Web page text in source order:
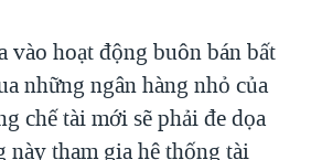
vào hoạt động buôn bán bất
những ngân hàng nhỏ của
chế tài mới sẽ phải đe dọa
này tham gia hệ thống tài